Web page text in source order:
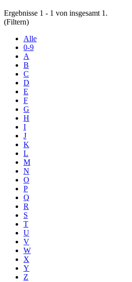
Ergebnisse 1 - 1 von insgesamt 1.
(Filtern)
Alle
0-9
A
B
C
D
E
F
G
H
I
J
K
L
M
N
O
P
Q
R
S
T
U
V
W
X
Y
Z